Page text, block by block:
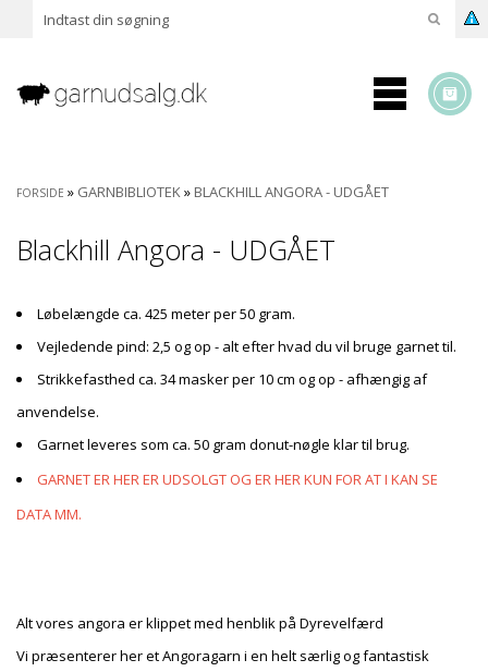
FORSIDE » GARNBIBLIOTEK» BLACKHILL ANGORA - UDGÅET
Blackhill Angora - UDGÅET
Løbelængde ca. 425 meter per 50 gram.
Vejledende pind: 2,5 og op - alt efter hvad du vil bruge garnet til.
Strikkefasthed ca. 34 masker per 10 cm og op - afhængig af
anvendelse.
Garnet leveres som ca. 50 gram donut-nøgle klar til brug.
GARNET ER HER ER UDSOLGT OG ER HER KUN FOR AT I KAN SE
DATA MM.
Alt vores angora er klippet med henblik på Dyrevelfærd
Vi præsenterer her et Angoragarn i en helt særlig og fantastisk